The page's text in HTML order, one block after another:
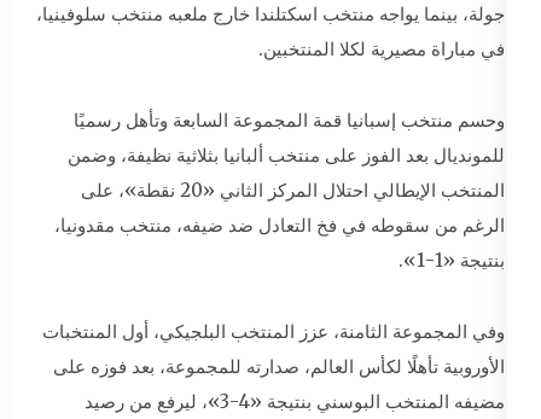
جولة، بينما يواجه منتخب اسكتلندا خارج ملعبه منتخب سلوفينيا،
في مباراة مصيرية لكلا المنتخبين.
وحسم منتخب إسبانيا قمة المجموعة السابعة وتأهل رسميًا
للمونديال بعد الفوز على منتخب ألبانيا بثلاثية نظيفة، وضمن
المنتخب الإيطالي احتلال المركز الثاني «20 نقطة»، على
الرغم من سقوطه في فخ التعادل ضد ضيفه، منتخب مقدونيا،
بنتيجة «1-1».
وفي المجموعة الثامنة، عزز المنتخب البلجيكي، أول المنتخبات
الأوروبية تأهلًا لكأس العالم، صدارته للمجموعة، بعد فوزه على
مضيفه المنتخب البوسني بنتيجة «4-3»، ليرفع من رصيد